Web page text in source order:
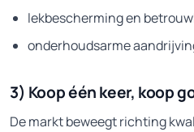
lekbescherming en
onderhoudsarme
3) Koop één keer, koop
De markt beweegt richting